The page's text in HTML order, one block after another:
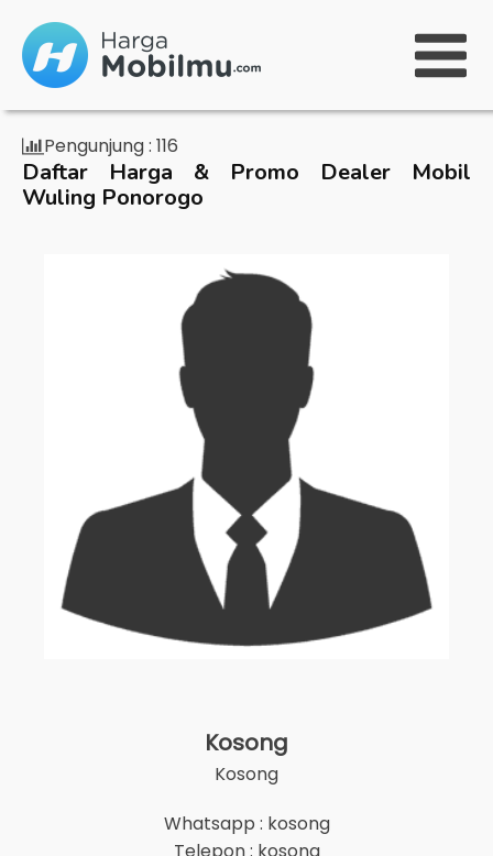
Pengunjung : 116
Daftar Harga & Promo Dealer Mobil
Wuling Ponorogo
Kosong
Kosong
Whatsapp : kosong